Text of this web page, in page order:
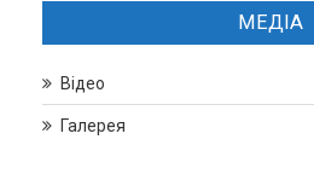
МЕДІА
Відео
Галерея